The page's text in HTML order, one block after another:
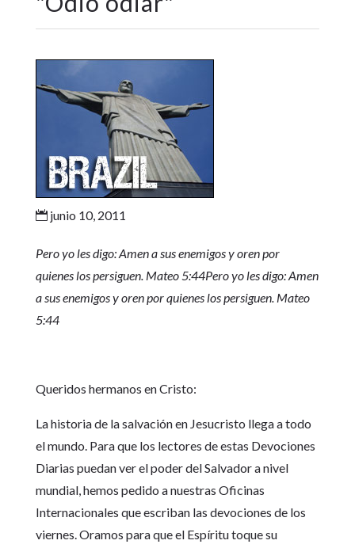
junio 10, 2011
Pero yo les digo: Amen a sus enemigos y oren por
quienes los persiguen. Mateo 5:44Pero yo les digo: Amen
a sus enemigos y oren por quienes los persiguen. Mateo
5:44
Queridos hermanos en Cristo:
La historia de la salvación en Jesucristo llega a todo
el mundo. Para que los lectores de estas Devociones
Diarias puedan ver el poder del Salvador a nivel
mundial, hemos pedido a nuestras Oficinas
Internacionales que escriban las devociones de los
viernes. Oramos para que el Espíritu toque su